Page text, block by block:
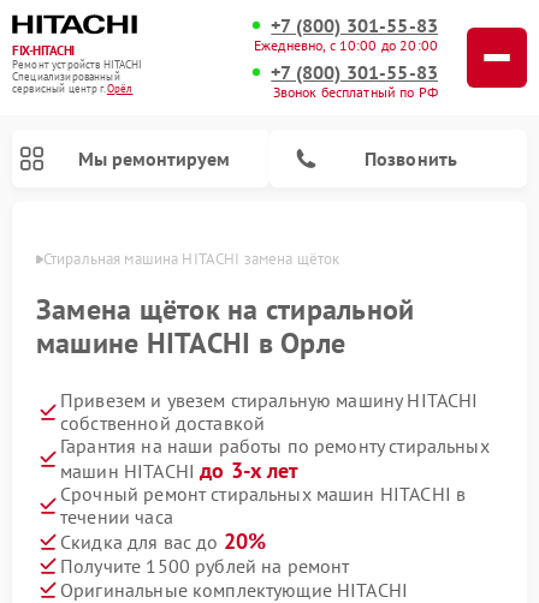
FIX-HITACHI
Ремонт устройств HITACHI
Специализированный
cервисный центр г.Орёл
+7 (800) 301-55-83
Ежедневно, с 10:00 до 20:00
+7 (800) 301-55-83
Звонок бесплатный по РФ
Мы ремонтируем Позвонить
Стиральная машина HITACHI замена щёток
Замена щёток на стиральной
машине HITACHI в Орле
Привезем и увезем стиральную машину HITACHI
собственной доставкой
Гарантия на наши работы по ремонту стиральных
машин HITACHIдо 3-х лет
Срочный ремонт стиральных машин HITACHI в
течении часа
Скидка для вас до 20%
Получите 1500 рублей на ремонт
Оригинальные комплектующие HITACHI